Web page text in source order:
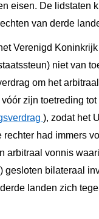
eisen. De lidstaten
van derde
Verenigd
niet van
om het
zijn toetreding
), zodat het
had immers
arbitraal vonnis
gesloten bilateraal
landen zich